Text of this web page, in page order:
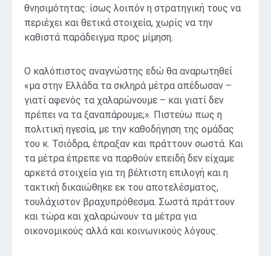
θνησιμότητας: ίσως λοιπόν η στρατηγική τους να
περιέχει και θετικά στοιχεία, χωρίς να την
καθιστά παράδειγμα προς μίμηση.
Ο καλόπιστος αναγνώστης εδώ θα αναρωτηθεί
«μα στην Ελλάδα τα σκληρά μέτρα απέδωσαν –
γιατί αφενός τα χαλαρώνουμε – και γιατί δεν
πρέπει να τα ξαναπάρουμε;». Πιστεύω πως η
πολιτική ηγεσία, με την καθοδήγηση της ομάδας
του κ. Τσιόδρα, έπραξαν και πράττουν σωστά. Και
τα μέτρα έπρεπε να παρθούν επειδή δεν είχαμε
αρκετά στοιχεία για τη βέλτιστη επιλογή και η
τακτική δικαιώθηκε εκ του αποτελέσματος,
τουλάχιστον βραχυπρόθεσμα. Σωστά πράττουν
και τώρα και χαλαρώνουν τα μέτρα για
οικονομικούς αλλά και κοινωνικούς λόγους.